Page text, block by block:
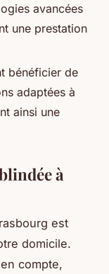
avancées
une prestation
bénéficier de
adaptées à
ainsi une
à
est
domicile.
compte,